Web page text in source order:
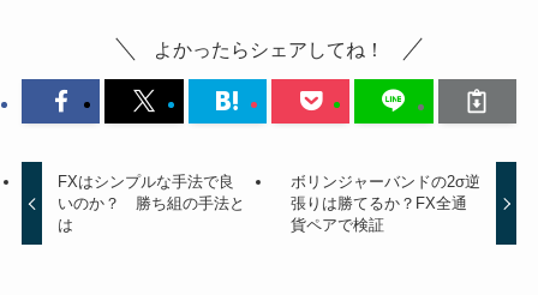
よかったらシェアしてね！
FXはシンプルな手法で良
いのか？ 勝ち組の手法と
は
ボリンジャーバンドの2σ逆
張りは勝てるか？FX全通
貨ペアで検証